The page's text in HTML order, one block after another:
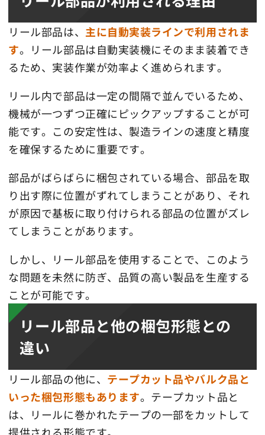
リール部品は、 主に自動実装ラインで利用されま
す。リール部品は自動実装機にそのまま装着でき
るため、実装作業が効率よく進められます。
リール内で部品は一定の間隔で並んでいるため、
機械が一つずつ正確にピックアップすることが可
能です。この安定性は、製造ラインの速度と精度
を確保するために重要です。
部品がばらばらに梱包されている場合、部品を取
り出す際に位置がずれてしまうことがあり、それ
が原因で基板に取り付けられる部品の位置がズレ
てしまうことがあります。
しかし、リール部品を使用することで、このよう
な問題を未然に防ぎ、品質の高い製品を生産する
ことが可能です。
リール部品と他の梱包形態との
違い
リール部品の他に、 テープカット品やバルク品と
いった梱包形態もあります。テープカット品と
は、リールに巻かれたテープの一部をカットして